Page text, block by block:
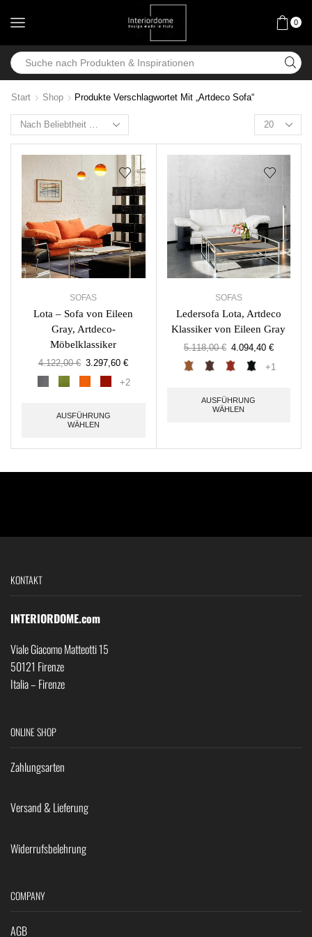
0
Start Shop Produkte Verschlagwortet Mit „Artdeco Sofa“
SOFAS
Lota – Sofa von Eileen
Gray, Artdeco-
Möbelklassiker
4.122,00€ 3.297,60€
+2
AUSFÜHRUNG
WÄHLEN
SOFAS
Ledersofa Lota, Artdeco
Klassiker von Eileen Gray
5.118,00€ 4.094,40 €
+1
AUSFÜHRUNG
WÄHLEN
KONTAKT
INTERIORDOME.com
Viale Giacomo Matteotti 15
50121 Firenze
Italia – Firenze
ONLINE SHOP
Zahlungsarten
Versand & Lieferung
Widerrufsbelehrung
COMPANY
AGB